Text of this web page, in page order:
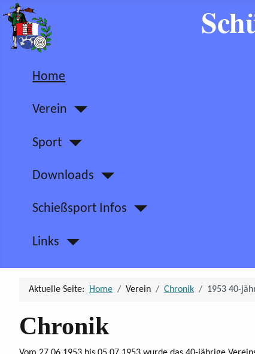
Home
Verein
Sport
Downloads
Schießsport Infos
Links
Aktuelle Seite: Home Verein Chronik 1953 40-
Chronik